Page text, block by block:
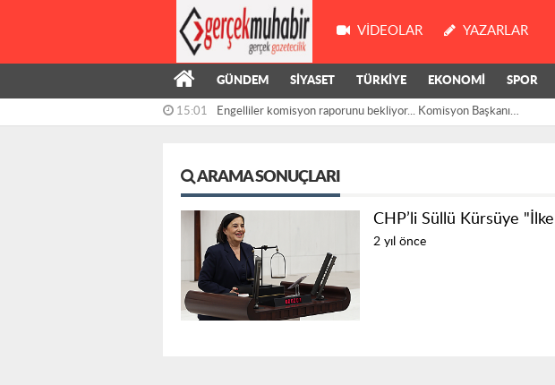
VIDEOLAR YAZARLAR
GÜNDEM SİYASET TÜRKİYE EKONOMİ SPOR
15:01 Engelliler komisyon raporunu bekliyor... Komisyon Başkanı
ARAMA SONUÇLARI
CHP’li Süllü Kürsüye
2 yıl önce